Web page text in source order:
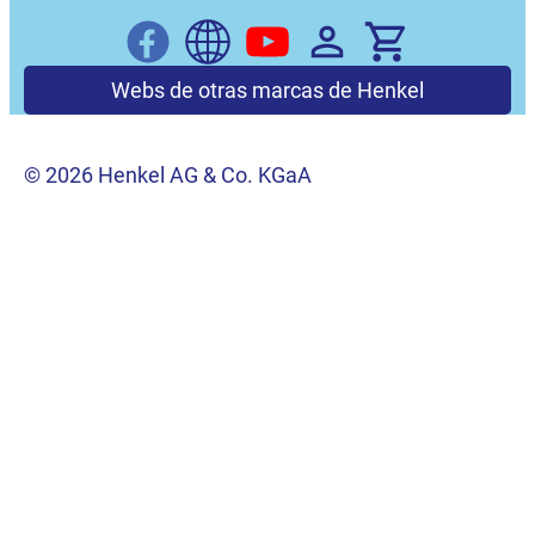
Webs de otras marcas de Henkel
© 2026 Henkel AG & Co. KGaA